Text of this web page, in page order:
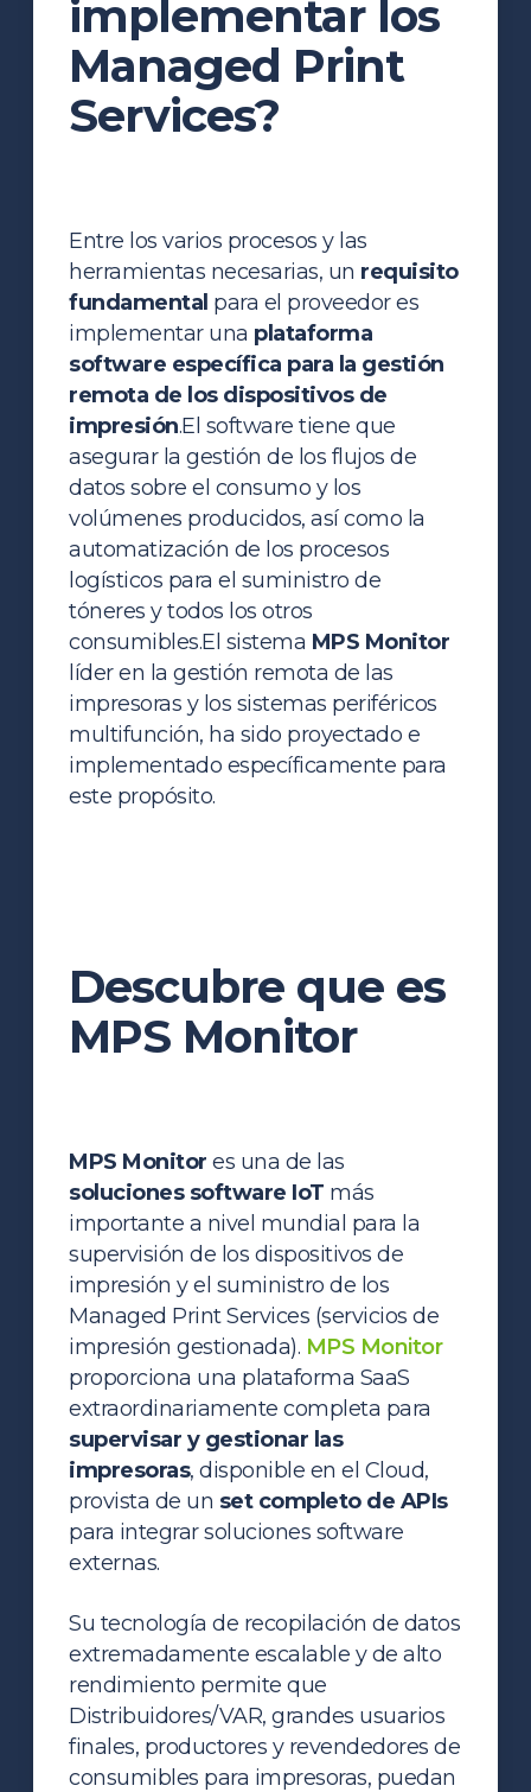
implementar los
Managed Print
Services?
Entre los varios procesos y las
herramientas necesarias, un requisito
fundamental para el proveedor es
implementar una plataforma
software específica para la gestión
remota de los dispositivos de
impresión.El software tiene que
asegurar la gestión de los flujos de
datos sobre el consumo y los
volúmenes producidos, así como la
automatización de los procesos
logísticos para el suministro de
tóneres y todos los otros
consumibles.El sistema MPS Monitor
líder en la gestión remota de las
impresoras y los sistemas periféricos
multifunción, ha sido proyectado e
implementado específicamente para
este propósito.
Descubre que es
MPS Monitor
MPS Monitores una de las
soluciones software IoT más
importante a nivel mundial para la
supervisión de los dispositivos de
impresión y el suministro de los
Managed Print Services (servicios de
impresión gestionada). MPS Monitor
proporciona una plataforma SaaS
extraordinariamente completa para
supervisar y gestionar las
impresoras, disponible en el Cloud,
provista de un set completo de APIs
para integrar soluciones software
externas.
Su tecnología de recopilación de datos
extremadamente escalable y de alto
rendimiento permite que
Distribuidores/VAR, grandes usuarios
finales, productores y revendedores de
consumibles para impresoras, puedan